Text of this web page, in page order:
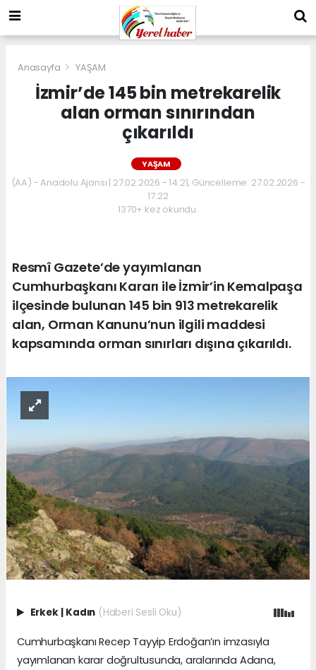
Anasayfa YAŞAM
İzmir’de 145 bin metrekarelik
alan orman sınırından
çıkarıldı
YAŞAM
(AA) - Anadolu Ajansı | 27.02.2026 - 14:21, Güncelleme: 27.02.2026 -
17:22
1370+ kez okundu.
Resmî Gazete’de yayımlanan
Cumhurbaşkanı Kararı ile İzmir’in Kemalpaşa
ilçesinde bulunan 145 bin 913 metrekarelik
alan, Orman Kanunu’nun ilgili maddesi
kapsamında orman sınırları dışına çıkarıldı.
Erkek | Kadın (Haberi Sesli Oku)
Cumhurbaşkanı Recep Tayyip Erdoğan’ın imzasıyla
yayımlanan karar doğrultusunda, aralarında Adana,